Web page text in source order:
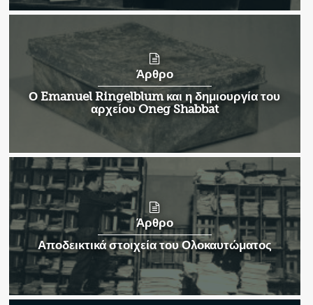
Άρθρο
Ο Emanuel Ringelblum και η δημιουργία του
αρχείου Oneg Shabbat
Άρθρο
Αποδεικτικά στοιχεία του Ολοκαυτώματος